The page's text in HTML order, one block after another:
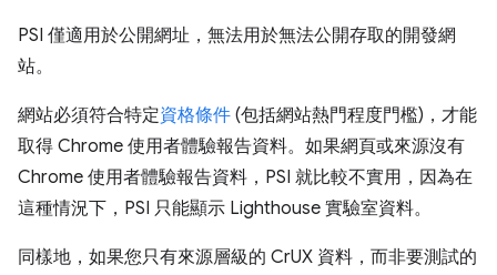
PSI 僅適用於公開網址，無法用於無法公開存取的開發網
站。
網站必須符合特定資格條件 (包括網站熱門程度門檻)，才能
取得 Chrome 使用者體驗報告資料。如果網頁或來源沒有
Chrome 使用者體驗報告資料，PSI 就比較不實用，因為在
這種情況下，PSI 只能顯示 Lighthouse 實驗室資料。
同樣地，如果您只有來源層級的 CrUX 資料，而非要測試的